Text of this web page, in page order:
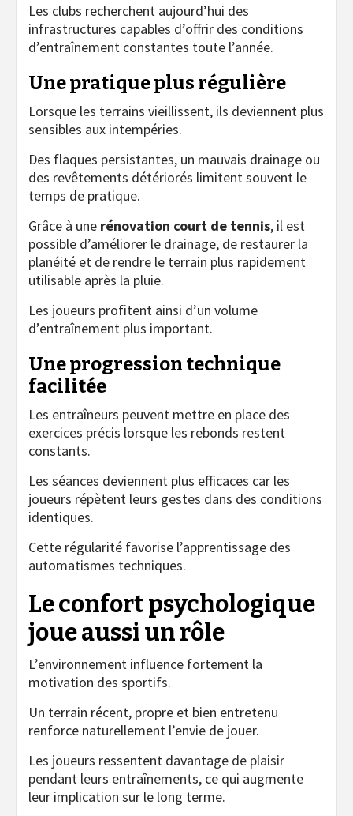
Les clubs recherchent aujourd’hui des
infrastructures capables d’offrir des conditions
d’entraînement constantes toute l’année.
Une pratique plus régulière
Lorsque les terrains vieillissent, ils deviennent plus
sensibles aux intempéries.
Des flaques persistantes, un mauvais drainage ou
des revêtements détériorés limitent souvent le
temps de pratique.
Grâce à une rénovation court de tennis, il est
possible d’améliorer le drainage, de restaurer la
planéité et de rendre le terrain plus rapidement
utilisable après la pluie.
Les joueurs profitent ainsi d’un volume
d’entraînement plus important.
Une progression technique
facilitée
Les entraîneurs peuvent mettre en place des
exercices précis lorsque les rebonds restent
constants.
Les séances deviennent plus efficaces car les
joueurs répètent leurs gestes dans des conditions
identiques.
Cette régularité favorise l’apprentissage des
automatismes techniques.
Le confort psychologique
joue aussi un rôle
L’environnement influence fortement la
motivation des sportifs.
Un terrain récent, propre et bien entretenu
renforce naturellement l’envie de jouer.
Les joueurs ressentent davantage de plaisir
pendant leurs entraînements, ce qui augmente
leur implication sur le long terme.